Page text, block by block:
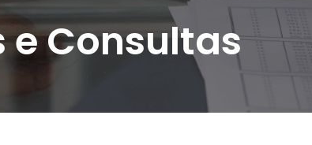
Consultas